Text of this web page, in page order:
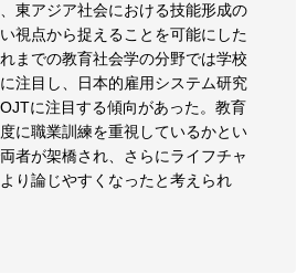
東アジア社会における技能形成の
視点から捉えることを可能にした
までの教育社会学の分野では学校
注目し、日本的雇用システム研究
に注目する傾向があった。教育
に職業訓練を重視しているかとい
者が架橋され、さらにライフチャ
り論じやすくなったと考えられ